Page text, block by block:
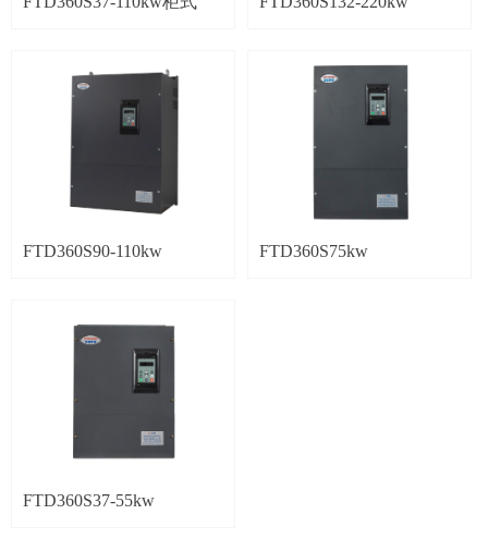
FTD360S90-110kw FTD360S75kw
FTD360S37-55kw